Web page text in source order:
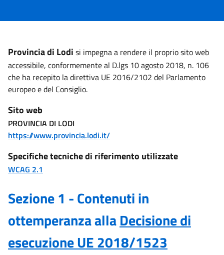
Provincia di Lodi si impegna a rendere il proprio sito web
accessibile, conformemente al D.lgs 10 agosto 2018, n. 106
che ha recepito la direttiva UE 2016/2102 del Parlamento
europeo e del Consiglio.
Sito web
PROVINCIA DI LODI
https://www.provincia.lodi.it/
Specifiche tecniche di riferimento utilizzate
WCAG 2.1
Sezione 1 - Contenuti in
ottemperanza allaDecisione di
esecuzione UE 2018/1523